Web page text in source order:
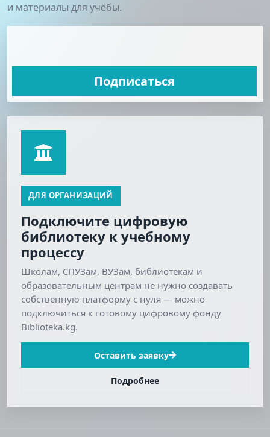
и материалы для учёбы.
Подписаться
ДЛЯ ОРГАНИЗАЦИЙ
Подключите цифровую
библиотеку к учебному
процессу
Школам, СПУЗам, ВУЗам, библиотекам и
образовательным центрам не нужно создавать
собственную платформу с нуля — можно
подключиться к готовому цифровому фонду
Biblioteka.kg.
Оставить заявку
Подробнее